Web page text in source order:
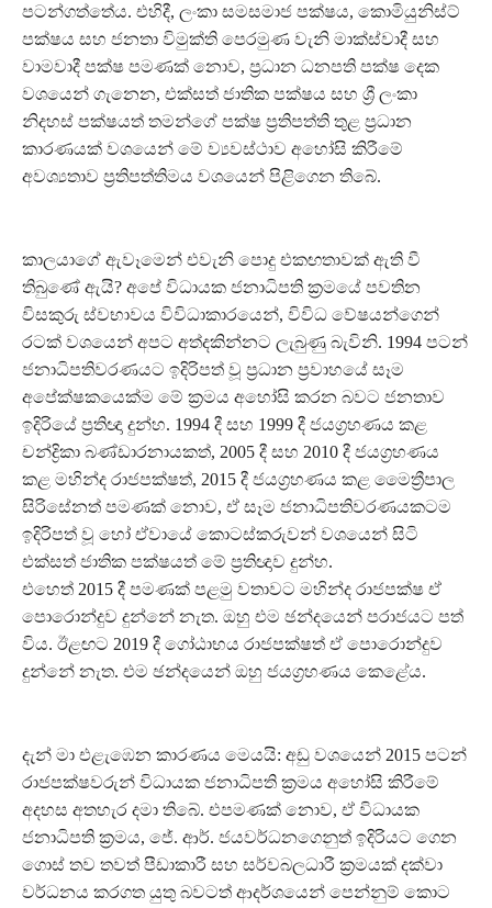
පටන්ගත්තේය. එහිදී, ලංකා සමසමාජ පක්ෂය, කොමියුනිස්ට්
පක්ෂය සහ ජනතා විමුක්ති පෙරමුණ වැනි මාක්ස්වාදී සහ
වාමවාදී පක්ෂ පමණක් නොව, ප්‍රධාන ධනපති පක්ෂ දෙක
වශයෙන් ගැනෙන, එක්සත් ජාතික පක්ෂය සහ ශ්‍රී ලංකා
නිදහස් පක්ෂයත් තමන්ගේ පක්ෂ ප්‍රතිපත්ති තුළ ප්‍රධාන
කාරණයක් වශයෙන් මේ ව්‍යවස්ථාව අහෝසි කිරීමේ
අවශ්‍යතාව ප්‍රතිපත්තිමය වශයෙන් පිළිගෙන තිබේ.
කාලයාගේ ඇවෑමෙන් එවැනි පොදු එකඟතාවක් ඇති වී
තිබුණේ ඇයි? අපේ විධායක ජනාධිපති ක්‍රමයේ පවතින
විසකුරු ස්වභාවය විවිධාකාරයෙන්, විවිධ වේෂයන්ගෙන්
රටක් වශයෙන් අපට අත්දකින්නට ලැබුණු බැවිනි. 1994 පටන්
ජනාධිපතිවරණයට ඉදිරිපත් වූ ප්‍රධාන ප්‍රවාහයේ සෑම
අපේක්ෂකයෙක්ම මේ ක්‍රමය අහෝසි කරන බවට ජනතාව
ඉදිරියේ ප්‍රතිඥා දුන්හ. 1994 දී සහ 1999 දී ජයග්‍රහණය කළ
චන්ද්‍රිකා බණ්ඩාරනායකත්, 2005 දී සහ 2010 දී ජයග්‍රහණය
කළ මහින්ද රාජපක්ෂත්, 2015 දී ජයග්‍රහණය කළ මෛත්‍රීපාල
සිරිසේනත් පමණක් නොව, ඒ සෑම ජනාධිපතිවරණයකටම
ඉදිරිපත් වූ හෝ ඒවායේ කොටස්කරුවන් වශයෙන් සිටි
එක්සත් ජාතික පක්ෂයත් මේ ප්‍රතිඥාව දුන්හ.
එහෙත් 2015 දී පමණක් පළමු වතාවට මහින්ද රාජපක්ෂ ඒ
පොරොන්දුව දුන්නේ නැත. ඔහු එම ඡන්දයෙන් පරාජයට පත්
විය. ඊළඟට 2019 දී ගෝඨාභය රාජපක්ෂත් ඒ පොරොන්දුව
දුන්නේ නැත. එම ඡන්දයෙන් ඔහු ජයග්‍රහණය කෙළේය.
දැන් මා එළැඹෙන කාරණය මෙයයි: අඩු වශයෙන් 2015 පටන්
රාජපක්ෂවරුන් විධායක ජනාධිපති ක්‍රමය අහෝසි කිරීමේ
අදහස අතහැර දමා තිබේ. එපමණක් නොව, ඒ විධායක
ජනාධිපති ක්‍රමය, ජේ. ආර්. ජයවර්ධනගෙනුත් ඉදිරියට ගෙන
ගොස් තව තවත් පීඩාකාරී සහ සර්වබලධාරී ක්‍රමයක් දක්වා
වර්ධනය කරගත යුතු බවටත් ආදර්ශයෙන් පෙන්නුම් කොට